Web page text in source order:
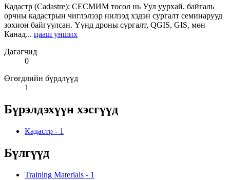
Кадастр (Cadastre): СЕСМИМ төсөл нь Уул уурхай, байгаль
орчны кадастрын чиглэлээр нилээд хэдэн сургалт семинарууд
зохион байгуулсан. Үүнд дроны сургалт, QGIS, GIS, мөн
Канад... цааш унших
Дагагчид
0
Өгөгдлийн бүрдлүүд
1
Бүрэлдэхүүн хэсгүүд
Кадастр - 1
Бүлгүүд
Training Materials - 1